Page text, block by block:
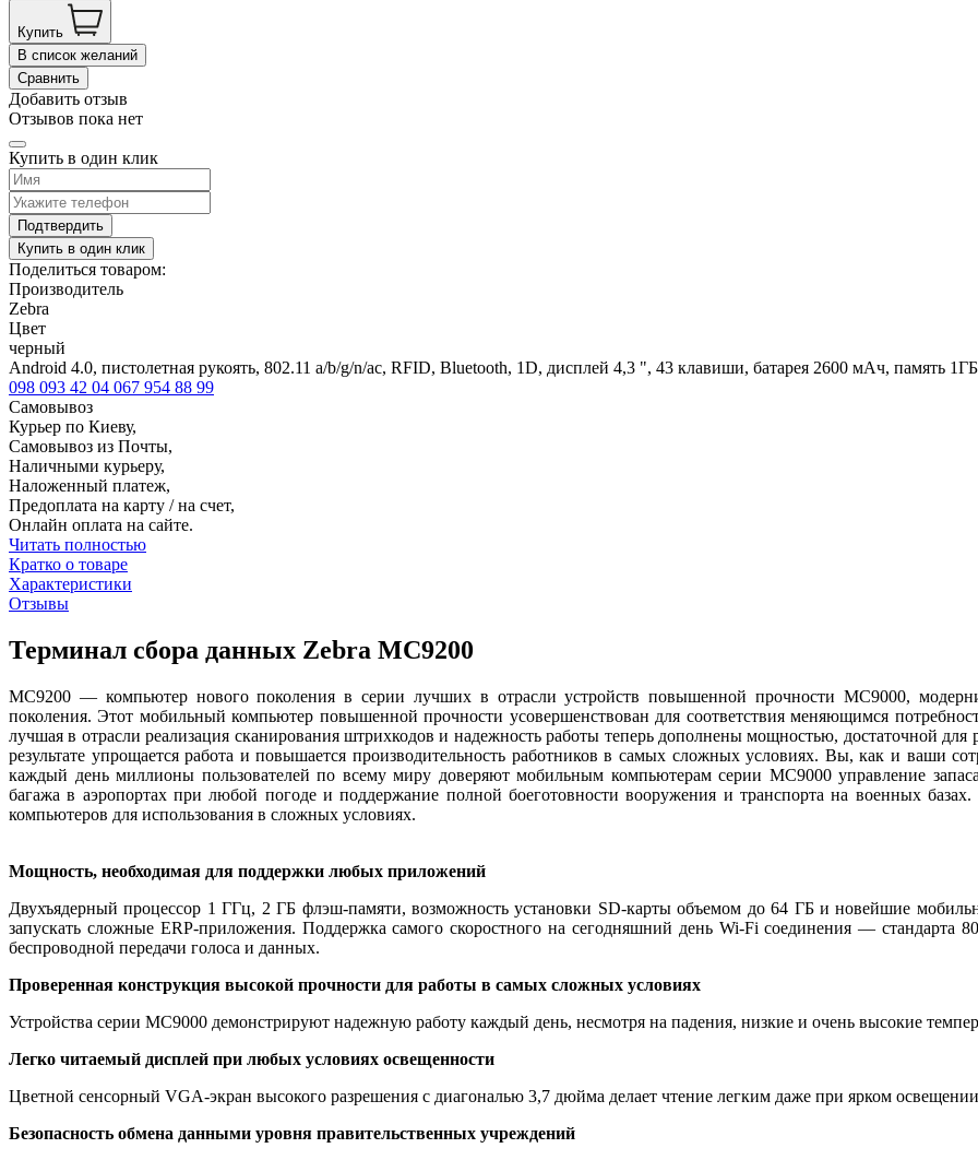
Купить
В список желаний
Сравнить
Добавить отзыв
Отзывов пока нет
Купить в один клик
Подтвердить
Купить в один клик
Поделиться товаром:
Производитель
Zebra
Цвет
черный
Android 4.0, пистолетная рукоять, 802.11 a/b/g/n/ac, RFID, Bluetooth, 1D, дисплей 4,3 ", 43 клавиши, батарея 2600 мАч, память
098 093 42 04 067 954 88 99
Самовывоз
Курьер по Киеву,
Самовывоз из Почты,
Наличными курьеру,
Наложенный платеж,
Предоплата на карту / на счет,
Онлайн оплата на сайте.
Читать полностью
Кратко о товаре
Характеристики
Отзывы
Терминал сбора данных Zebra MC9200
MC9200 — компьютер нового поколения в серии лучших в отрасли устройств повышенной прочности MC9000,
поколения. Этот мобильный компьютер повышенной прочности усовершенствован для соответствия меняющимся
лучшая в отрасли реализация сканирования штрихкодов и надежность работы теперь дополнены мощностью, достаточной
результате упрощается работа и повышается производительность работников в самых сложных условиях. Вы, как и ваши
каждый день миллионы пользователей по всему миру доверяют мобильным компьютерам серии MC9000 управление
багажа в аэропортах при любой погоде и поддержание полной боеготовности вооружения и транспорта на военных
компьютеров для использования в сложных условиях.
Мощность, необходимая для поддержки любых приложений
Двухъядерный процессор 1 ГГц, 2 ГБ флэш-памяти, возможность установки SD-карты объемом до 64 ГБ и новейшие
запускать сложные ERP-приложения. Поддержка самого скоростного на сегодняшний день Wi-Fi соединения — стандарта
беспроводной передачи голоса и данных.
Проверенная конструкция высокой прочности для работы в самых сложных условиях
Устройства серии MC9000 демонстрируют надежную работу каждый день, несмотря на падения, низкие и очень высокие
Легко читаемый дисплей при любых условиях освещенности
Цветной сенсорный VGA-экран высокого разрешения с диагональю 3,7 дюйма делает чтение легким даже при ярком
Безопасность обмена данными уровня правительственных учреждений